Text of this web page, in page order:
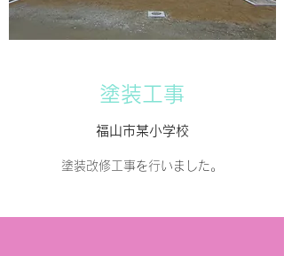
​​塗装工事
​​福山市某小学校
​塗装改修工事を行いました。​